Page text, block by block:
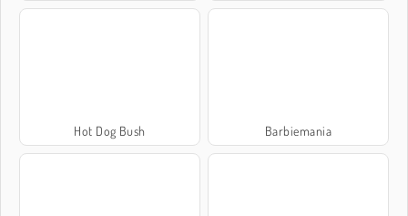
Hot Dog Bush Barbiemania